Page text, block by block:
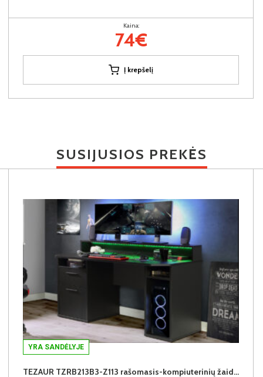
Kaina:
74€
Į krepšelį
SUSIJUSIOS PREKĖS
YRA SANDĖLYJE
TEZAUR TZRB213B3-Z113 rašomasis-kompiuterinių žaidimų stalas su LED